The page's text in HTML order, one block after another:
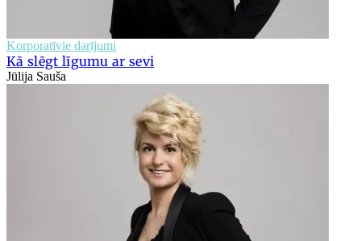
Korporatīvie darījumi
Kā slēgt līgumu ar sevi
Jūlija Sauša